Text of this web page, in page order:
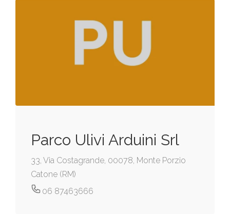
Parco Ulivi Arduini Srl
33, Via Costagrande, 00078, Monte Porzio
Catone (RM)
06 87463666